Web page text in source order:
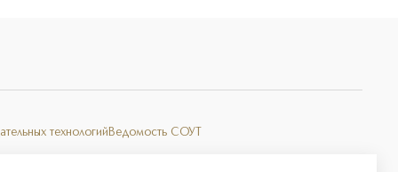
технологий Ведомость СОУТ